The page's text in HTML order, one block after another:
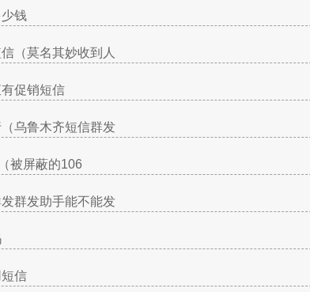
钱
（莫名其妙收到人
促销短信
乌鲁木齐短信群发
被屏蔽的106
群发助手能不能发
信